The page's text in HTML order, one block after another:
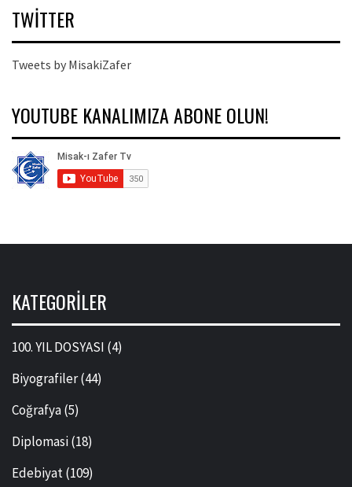
TWITTER
Tweets by MisakiZafer
YOUTUBE KANALIMIZA ABONE OLUN!
KATEGORILER
100. YIL DOSYASI (4)
Biyografiler(44)
Coğrafya(5)
Diplomasi(18)
Edebiyat(109)